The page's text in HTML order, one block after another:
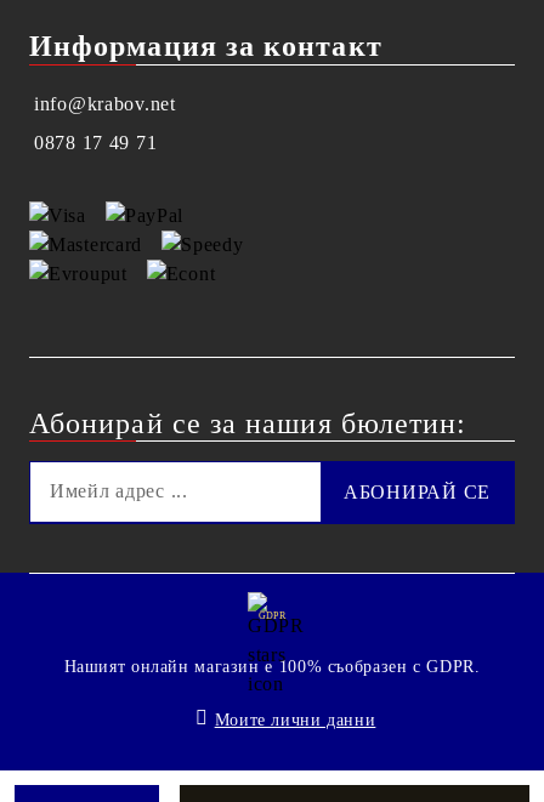
Информация за контакт
info@krabov.net
0878 17 49 71
Абонирай се за нашия бюлетин:
GDPR
Нашият онлайн магазин е 100% съобразен с GDPR.
Моите лични данни